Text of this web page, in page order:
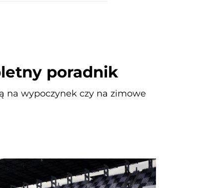
poradnik
na wypoczynek czy na zimowe